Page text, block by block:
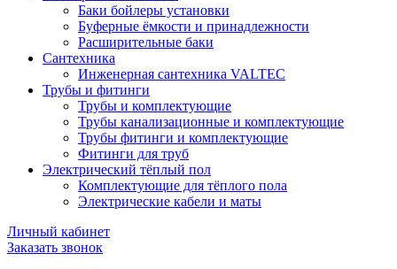
Баки бойлеры установки
Буферные ёмкости и принадлежности
Расширительные баки
Сантехника
Инженерная сантехника VALTEC
Трубы и фитинги
Трубы и комплектующие
Трубы канализационные и комплектующие
Трубы фитинги и комплектующие
Фитинги для труб
Электрический тёплый пол
Комплектующие для тёплого пола
Электрические кабели и маты
Личный кабинет
Заказать звонок